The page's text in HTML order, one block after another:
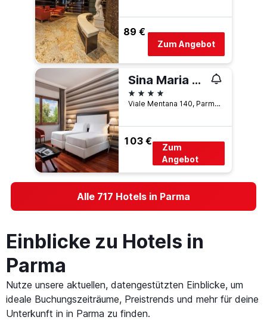
89 €
Zum Angebot
Sina Maria Luigia
4 Sterne
Viale Mentana 140, Parma, Parma, Italien
103 €
Zum
Angebot
Alle 717 Hotels in Parma
Einblicke zu Hotels in
Parma
Nutze unsere aktuellen, datengestützten Einblicke, um
ideale Buchungszeiträume, Preistrends und mehr für deine
Unterkunft in in Parma zu finden.